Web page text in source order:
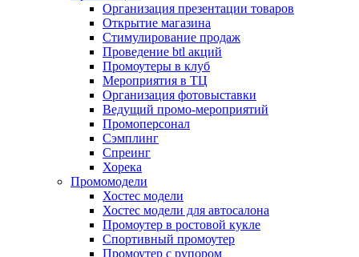
Организация презентации товаров
Открытие магазина
Стимулирование продаж
Проведение btl акций
Промоутеры в клуб
Мероприятия в ТЦ
Организация фотовыставки
Ведущий промо-мероприятий
Промоперсонал
Сэмплинг
Спреинг
Хорека
Промомодели
Хостес модели
Хостес модели для автосалона
Промоутер в ростовой кукле
Спортивный промоутер
Промоутер с рупором